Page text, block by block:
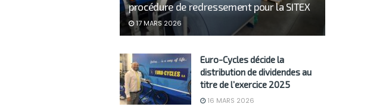
procédure de redressement pour la SITEX
17 MARS 2026
Euro-Cycles décide la
distribution de dividendes au
titre de l’exercice 2025
16 MARS 2026